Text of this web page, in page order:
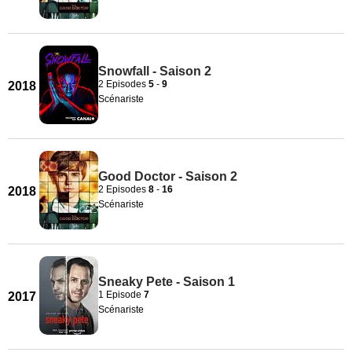
2018
Snowfall - Saison 2
2 Episodes 5 - 9
Scénariste
2018
Good Doctor - Saison 2
2 Episodes 8 - 16
Scénariste
2017
Sneaky Pete - Saison 1
1 Episode 7
Scénariste